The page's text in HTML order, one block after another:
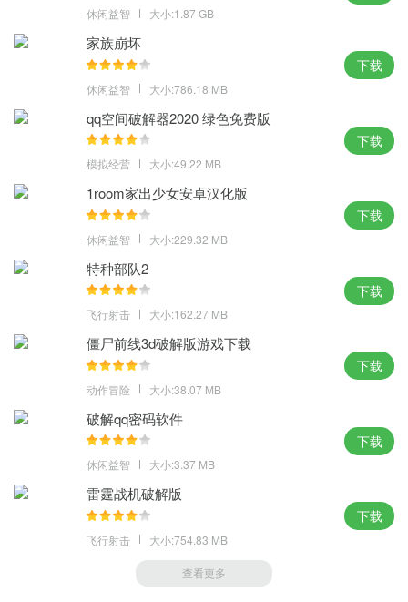
休闲益智 大小:1.87 GB
家族崩坏
休闲益智 大小:786.18 MB
下载
qq空间破解器2020 绿色免费版
模拟经营 大小:49.22 MB
下载
1room家出少女安卓汉化版
休闲益智 大小:229.32 MB
下载
特种部队2
飞行射击 大小:162.27 MB
下载
僵尸前线3d破解版游戏下载
动作冒险 大小:38.07 MB
下载
破解qq密码软件
休闲益智 大小:3.37 MB
下载
雷霆战机破解版
飞行射击 大小:754.83 MB
下载
查看更多